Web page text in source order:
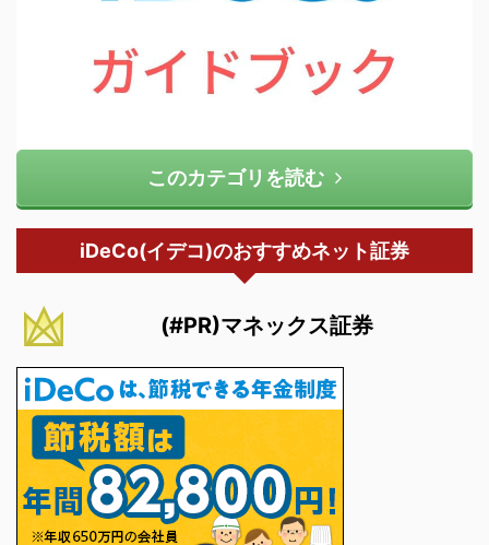
このカテゴリを読む
iDeCo(イデコ)のおすすめネット証券
(#PR)マネックス証券